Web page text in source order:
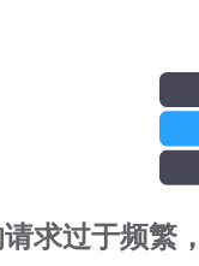
求过于频繁